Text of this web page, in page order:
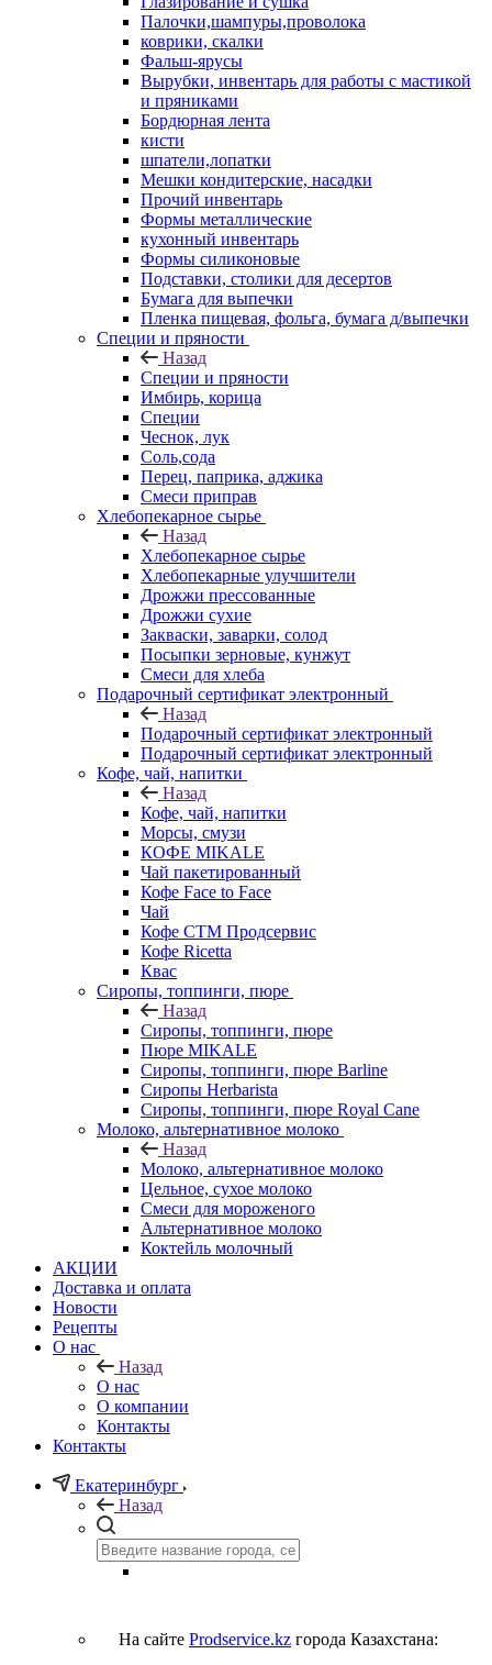
Палочки,шампуры,проволока
коврики, скалки
Фальш-ярусы
Вырубки, инвентарь для работы с мастикой
и пряниками
Бордюрная лента
кисти
шпатели,лопатки
Мешки кондитерские, насадки
Прочий инвентарь
Формы металлические
кухонный инвентарь
Формы силиконовые
Подставки, столики для десертов
Бумага для выпечки
Пленка пищевая, фольга, бумага д/выпечки
Специи и пряности
Назад
Специи и пряности
Имбирь, корица
Специи
Чеснок, лук
Соль,сода
Перец, паприка, аджика
Смеси приправ
Хлебопекарное сырье
Назад
Хлебопекарное сырье
Хлебопекарные улучшители
Дрожжи прессованные
Дрожжи сухие
Закваски, заварки, солод
Посыпки зерновые, кунжут
Смеси для хлеба
Подарочный сертификат электронный
Назад
Подарочный сертификат электронный
Подарочный сертификат электронный
Кофе, чай, напитки
Назад
Кофе, чай, напитки
Морсы, смузи
КОФЕ MIKALE
Чай пакетированный
Кофе Face to Face
Чай
Кофе СТМ Продсервис
Кофе Ricetta
Квас
Сиропы, топпинги, пюре
Назад
Сиропы, топпинги, пюре
Пюре MIKALE
Сиропы, топпинги, пюре Barline
Сиропы Herbarista
Сиропы, топпинги, пюре Royal Cane
Молоко, альтернативное молоко
Назад
Молоко, альтернативное молоко
Цельное, сухое молоко
Смеси для мороженого
Альтернативное молоко
Коктейль молочный
АКЦИИ
Доставка и оплата
Новости
Рецепты
О нас
Назад
О нас
О компании
Контакты
Контакты
Екатеринбург
Назад
На сайте Prodservice.kz города Казахстана: